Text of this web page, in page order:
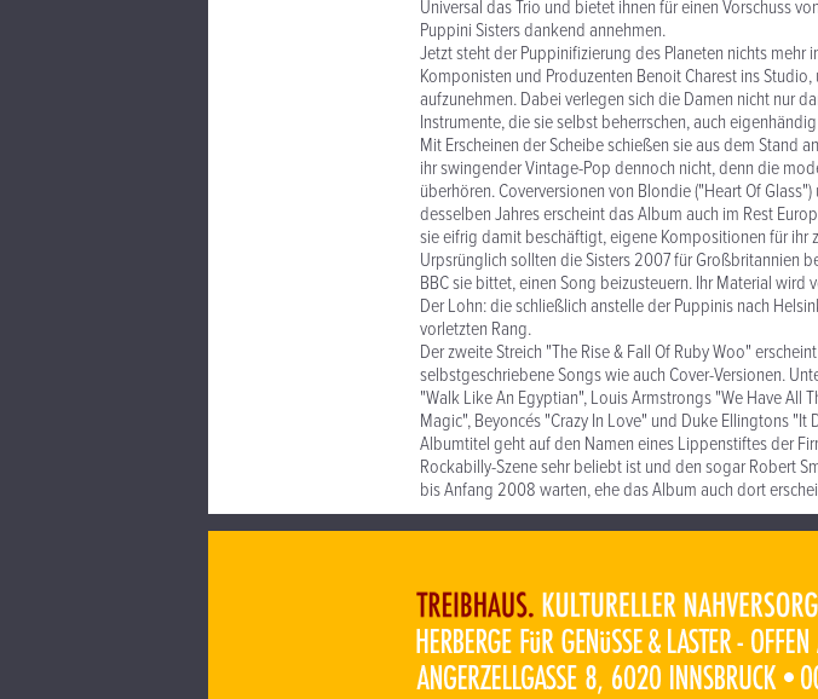
Universal das Trio und bietet ihnen für einen Vorschuss
Puppini Sisters dankend annehmen.
Jetzt steht der Puppinifizierung des Planeten nichts
Komponisten und Produzenten Benoit Charest ins
aufzunehmen. Dabei verlegen sich die Damen nicht nur
Instrumente, die sie selbst beherrschen, auch
Mit Erscheinen der Scheibe schießen sie aus dem Stand
ihr swingender Vintage-Pop dennoch nicht, denn die
überhören. Coverversionen von Blondie ("Heart Of
desselben Jahres erscheint das Album auch im Rest
sie eifrig damit beschäftigt, eigene Kompositionen für ihr
Urpsrünglich sollten die Sisters 2007 für Großbritannien
BBC sie bittet, einen Song beizusteuern. Ihr Material
Der Lohn: die schließlich anstelle der Puppinis nach
vorletzten Rang.
Der zweite Streich "The Rise & Fall Of Ruby Woo"
selbstgeschriebene Songs wie auch Cover-Versionen.
"Walk Like An Egyptian", Louis Armstrongs "We Have All
Magic", Beyoncés "Crazy In Love" und Duke Ellingtons
Albumtitel geht auf den Namen eines Lippenstiftes der
Rockabilly-Szene sehr beliebt ist und den sogar Robert
bis Anfang 2008 warten, ehe das Album auch dort